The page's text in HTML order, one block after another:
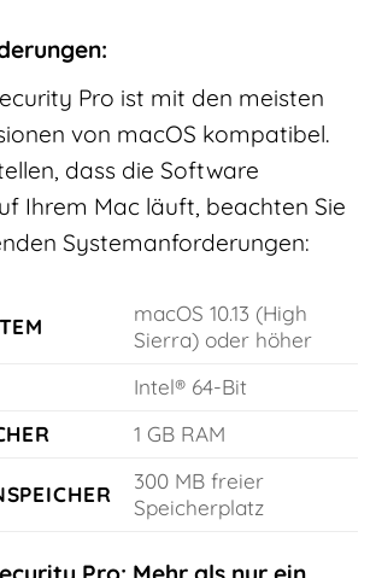
Pro ist mit den meisten
von macOS kompatibel.
dass die Software
Ihrem Mac läuft, beachten Sie
Systemanforderungen:
macOS 10.13 (High
Sierra) oder höher
Intel® 64-Bit
1 GB RAM
300 MB freier
Speicherplatz